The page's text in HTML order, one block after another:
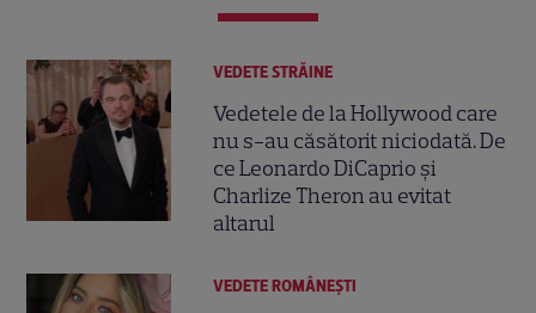
VEDETE STRĂINE
Vedetele de la Hollywood care
nu s-au căsătorit niciodată. De
ce Leonardo DiCaprio și
Charlize Theron au evitat
altarul
VEDETE ROMÂNEŞTI